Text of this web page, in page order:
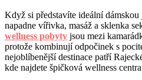
Když si představíte ideální
napadne vířivka, masáž a sklenka
wellness pobyty jsou mezi
protože kombinují odpočinek s
nejoblíbenější destinace patří
kde najdete špičková wellness